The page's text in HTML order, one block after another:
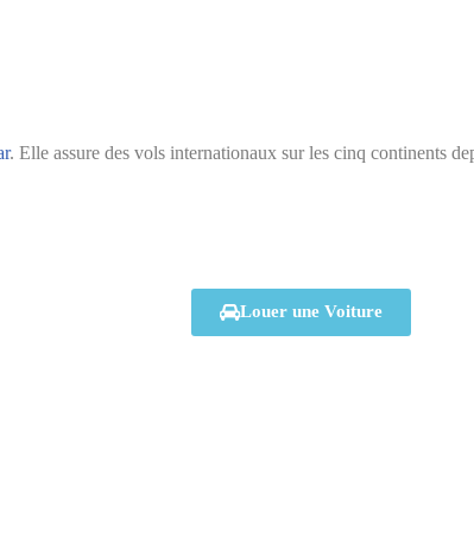
. Elle assure des vols internationaux sur les cinq continents
Louer une Voiture